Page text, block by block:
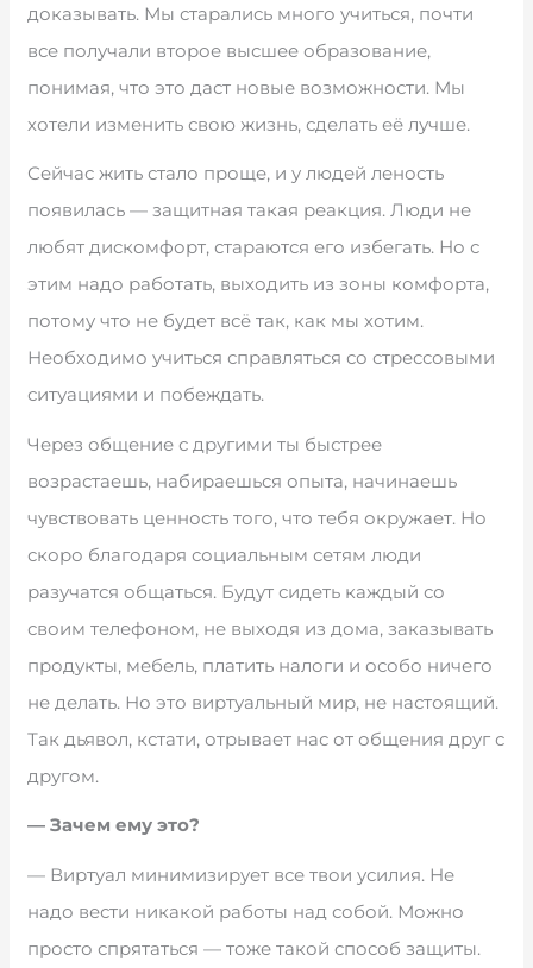
доказывать. Мы старались много учиться, почти
все получали второе высшее образование,
понимая, что это даст новые возможности. Мы
хотели изменить свою жизнь, сделать её лучше.
Сейчас жить стало проще, и у людей леность
появилась — защитная такая реакция. Люди не
любят дискомфорт, стараются его избегать. Но с
этим надо работать, выходить из зоны комфорта,
потому что не будет всё так, как мы хотим.
Необходимо учиться справляться со стрессовыми
ситуациями и побеждать.
Через общение с другими ты быстрее
возрастаешь, набираешься опыта, начинаешь
чувствовать ценность того, что тебя окружает. Но
скоро благодаря социальным сетям люди
разучатся общаться. Будут сидеть каждый со
своим телефоном, не выходя из дома, заказывать
продукты, мебель, платить налоги и особо ничего
не делать. Но это виртуальный мир, не настоящий.
Так дьявол, кстати, отрывает нас от общения друг с
другом.
— Зачем ему это?
— Виртуал минимизирует все твои усилия. Не
надо вести никакой работы над собой. Можно
просто спрятаться — тоже такой способ защиты.